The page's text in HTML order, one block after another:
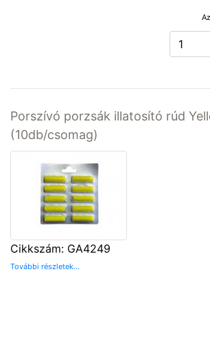
Porszívó porzsák illatosító rúd
(10db/csomag)
Cikkszám: GA4249
További részletek...